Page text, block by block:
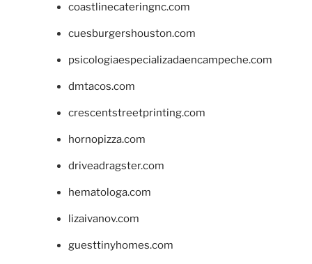
coastlinecateringnc.com
cuesburgershouston.com
psicologiaespecializadaencampeche.com
dmtacos.com
crescentstreetprinting.com
hornopizza.com
driveadragster.com
hematologa.com
lizaivanov.com
guesttinyhomes.com